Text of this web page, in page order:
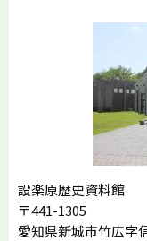
設楽原歴史資料館
〒441-1305
愛知県新城市竹広字